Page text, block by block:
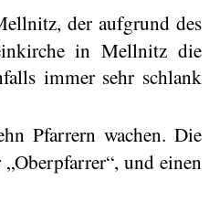
, der aufgrund des
inMellnitz die
immer sehr schlank
Pfarrern wachen. Die
und einen